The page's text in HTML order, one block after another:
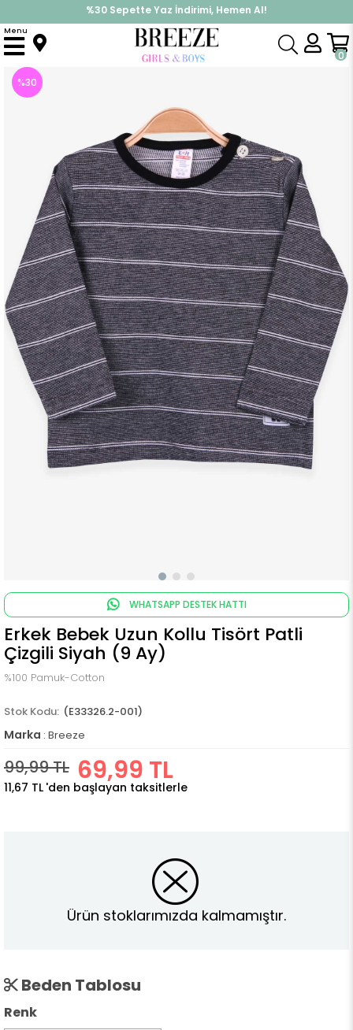
%30 Sepette Yaz İndirimi, Hemen Al!
İndirimlere ek %10 İndirimi Kap, Hemen Üye Ol!
0
Menu
Anasayfa Üst Giyim Uzun Kollu Tişört Erkek Bebek Uzun Kollu Tisört Patli Çizgili Siyah (9 Ay)
%30
WHATSAPP DESTEK HATTI
Erkek Bebek Uzun Kollu Tisört Patli
Çizgili Siyah (9 Ay)
%100 Pamuk-Cotton
(E33326.2-001)
Marka : Breeze
99,99 TL 69,99 TL
11,67 TL 'den başlayan taksitlerle
Ürün stoklarımızda kalmamıştır.
Beden Tablosu
Renk